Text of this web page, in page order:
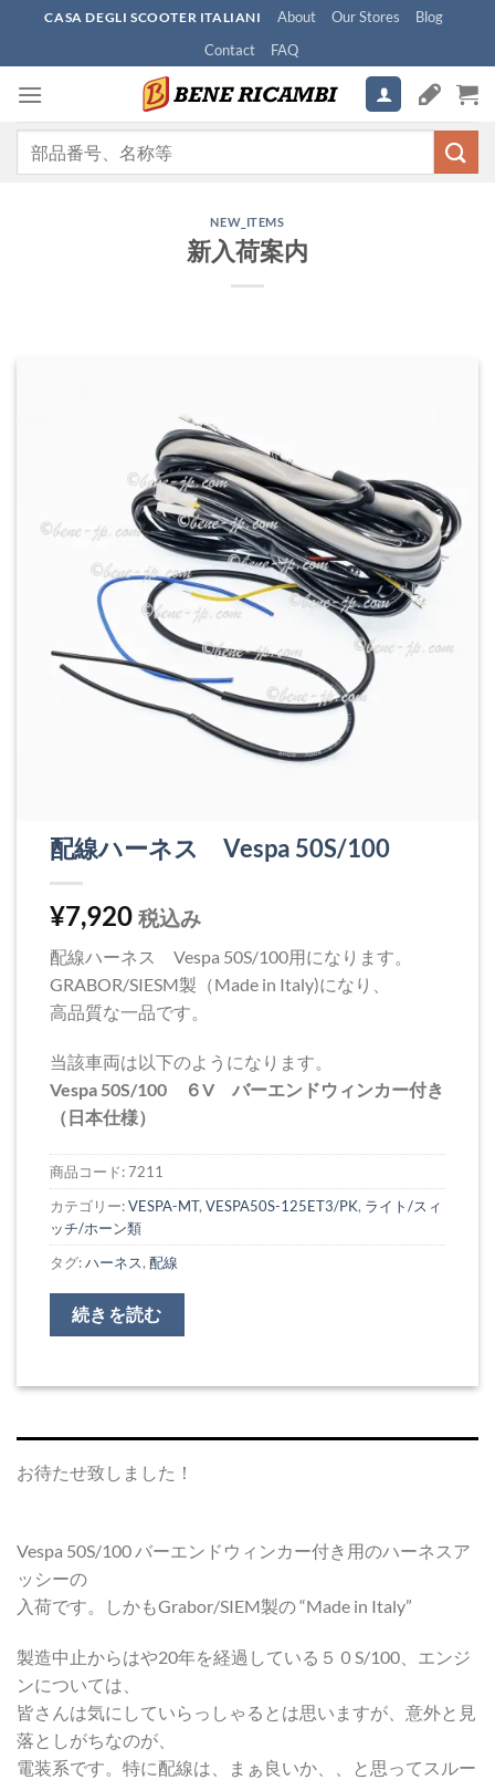
content
CASA DEGLI SCOOTER ITALIANI About Our Stores
Blog
Contact
FAQ
NEW_ITEMS
新入荷案内
配線ハーネス Vespa 50S/100
¥7,920 税込み
配線ハーネス Vespa 50S/100用になります。
GRABOR/SIESM製（Made in Italy)になり、
高品質な一品です。
当該車両は以下のようになります。
Vespa 50S/100 ６V バーエンドウィンカー付き
（日本仕様）
商品コード:7211
カテゴリー:VESPA-MT, VESPA50S-125ET3/PK, ライト/スィ
ッチ/ホーン類
タグ:ハーネス, 配線
続きを読む
お待たせ致しました！
Vespa 50S/100 バーエンドウィンカー付き用のハーネスア
ッシーの
入荷です。しかもGrabor/SIEM製の “Made in Italy”
製造中止からはや20年を経過している５０S/100、エンジ
ンについては、
皆さんは気にしていらっしゃるとは思いますが、意外と見
落としがちなのが、
電装系です。特に配線は、まぁ良いか、、と思ってスルー